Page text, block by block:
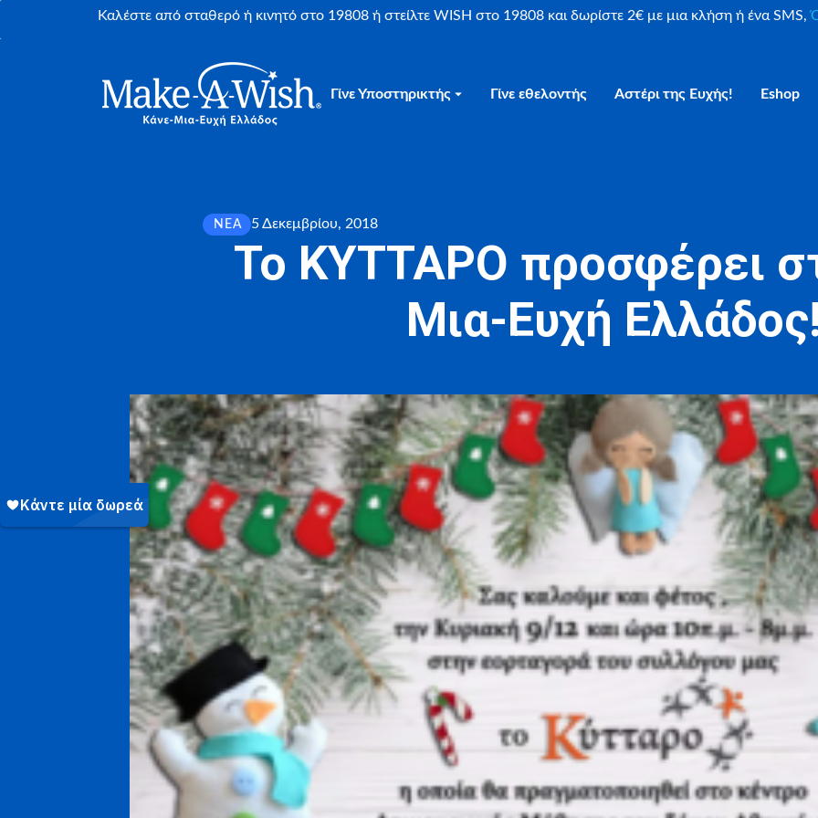
Καλέστε από σταθερό ή κινητό στο 19808 ή στείλτε WISH στο 19808 και δωρίστε 2€ με μια κλήση ή ένα SMS,
Γίνε Υποστηρικτής Γίνε εθελοντής Αστέρι της Ευχής! Eshop
ΝΈΑ 5 Δεκεμβρίου, 2018
Το ΚΥΤΤΑΡΟ προσφέρει
Μια-Ευχή